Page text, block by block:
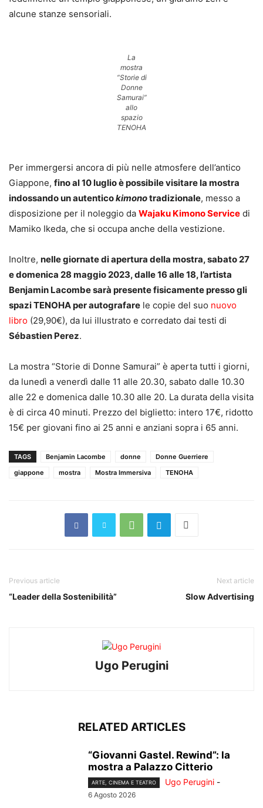
alcune stanze sensoriali.
La
mostra
“Storie di
Donne
Samurai”
allo
spazio
TENOHA
Per immergersi ancora di più nelle atmosfere dell’antico
Giappone, fino al 10 luglio è possibile visitare la mostra
indossando un autenticokimonotradizionale, messo a
disposizione per il noleggio da Wajaku Kimono Service di
Mamiko Ikeda, che si occupa anche della vestizione.
Inoltre, nelle giornate di apertura della mostra, sabato 27
e domenica 28 maggio 2023, dalle 16 alle 18, l’artista
Benjamin Lacombe sarà presente fisicamente presso gli
spazi TENOHA per autografare le copie del suo nuovo
libro (29,90€), da lui illustrato e corredato dai testi di
Sébastien Perez.
La mostra “Storie di Donne Samurai” è aperta tutti i giorni,
da lunedì a venerdì dalle 11 alle 20.30, sabato dalle 10.30
alle 22 e domenica dalle 10.30 alle 20. La durata della visita
è di circa 40 minuti. Prezzo del biglietto: intero 17€, ridotto
15€ per giovani fino ai 25 anni e anziani sopra i 65 anni.
TAGS Benjamin Lacombe donne
Donne Guerriere
giappone
mostra Mostra Immersiva TENOHA
Previous article
“Leader della Sostenibilità”
Next article
Slow Advertising
Ugo Perugini
RELATED ARTICLES
“Giovanni Gastel. Rewind”: la
mostra a Palazzo Citterio
ARTE, CINEMA E TEATRO Ugo Perugini -
6 Agosto 2026